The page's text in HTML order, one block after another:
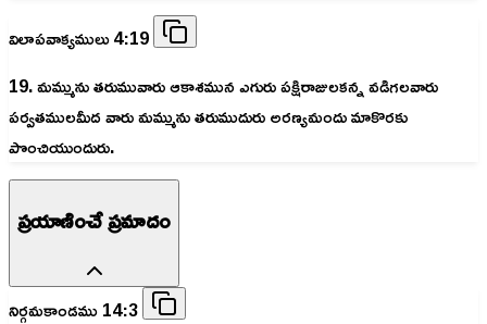
విలాపవాక్యములు 4:19
19. మమ్మును తరుమువారు ఆకాశమున ఎగురు పక్షిరాజులకన్న వడిగలవారు
పర్వతములమీద వారు మమ్మును తరుముదురు అరణ్యమందు మాకొరకు
పొంచియుందురు.
ప్రయాణించే ప్రమాదం
నిర్గమకాండము 14:3